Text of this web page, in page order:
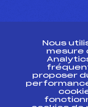
Ressources
Pass’Neige
Projet sportif
Nous
mesure
proposer